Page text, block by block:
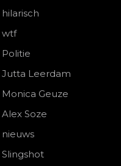
hilarisch
wtf
Politie
Jutta Leerdam
Monica Geuze
Alex Soze
nieuws
Slingshot